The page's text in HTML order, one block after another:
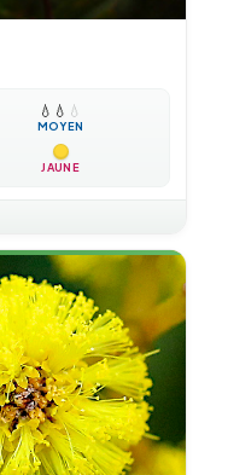
💧 💧 💧
MOYEN
JAUNE